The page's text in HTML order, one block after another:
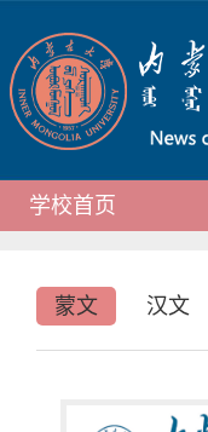
学校首页
蒙文 汉文